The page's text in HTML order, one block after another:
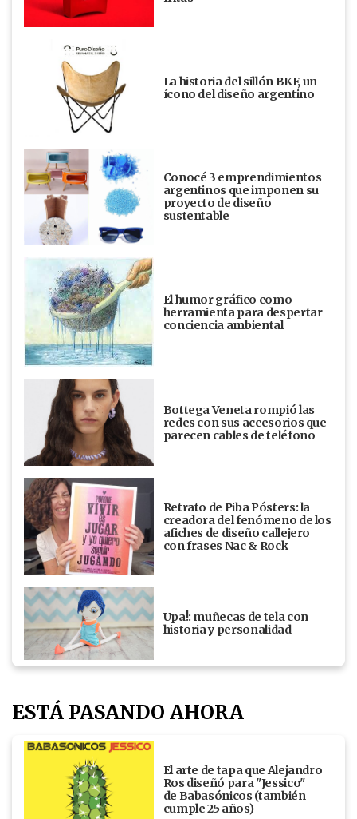
La historia del sillón BKF, un
ícono del diseño argentino
Conocé 3 emprendimientos
argentinos que imponen su
proyecto de diseño
sustentable
El humor gráfico como
herramienta para despertar
conciencia ambiental
Bottega Veneta rompió las
redes con sus accesorios que
parecen cables de teléfono
Retrato de Piba Pósters: la
creadora del fenómeno de los
afiches de diseño callejero
con frases Nac & Rock
Upa!: muñecas de tela con
historia y personalidad
ESTÁ PASANDO AHORA
El arte de tapa que Alejandro
Ros diseñó para "Jessico"
de Babasónicos (también
cumple 25 años)